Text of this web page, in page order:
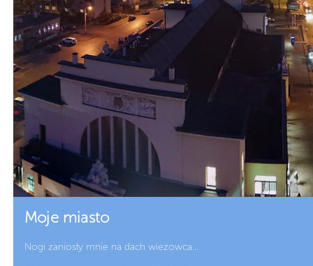
Moje miasto
Nogi zaniosły mnie na dach wieżowca...